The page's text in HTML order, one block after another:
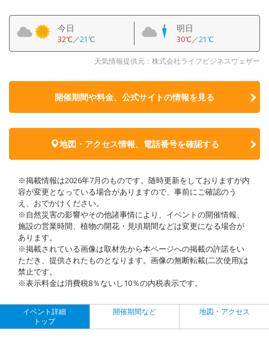
今日
32℃／21℃
明日
30℃／21℃
天気情報提供元：株式会社ライフビジネスウェザー
開催期間や料金、公式サイトの情報を見る
地図・アクセス情報、電話番号を確認する
※掲載情報は2026年7月のものです。随時更新をしておりますが内
容が変更となっている場合がありますので、事前にご確認のう
え、おでかけください。
※自然災害の影響やその他諸事情により、イベントの開催情報、
施設の営業時間、植物の開花・見頃期間などは変更になる場合が
あります。
※掲載されている画像は取材先から本ページへの掲載の許諾をい
ただき、提供されたものとなります。画像の無断転載(二次使用)は
禁止です。
※表示料金は消費税8％ないし10％の内税表示です。
イベント詳細
トップ
開催期間など 地図・アクセス